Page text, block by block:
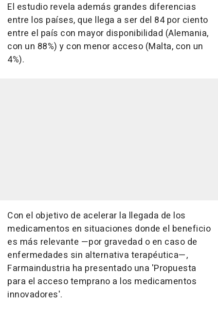
El estudio revela además grandes diferencias
entre los países, que llega a ser del 84 por ciento
entre el país con mayor disponibilidad (Alemania,
con un 88%) y con menor acceso (Malta, con un
4%).
Con el objetivo de acelerar la llegada de los
medicamentos en situaciones donde el beneficio
es más relevante —por gravedad o en caso de
enfermedades sin alternativa terapéutica—,
Farmaindustria ha presentado una 'Propuesta
para el acceso temprano a los medicamentos
innovadores'.